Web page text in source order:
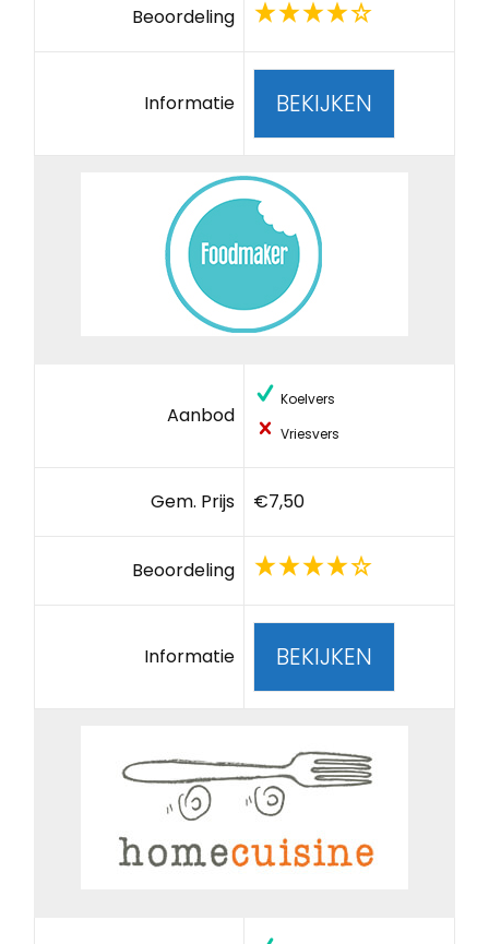
Beoordeling
Informatie BEKIJKEN
Aanbod
Koelvers
Vriesvers
Gem. Prijs €7,50
Beoordeling
Informatie BEKIJKEN